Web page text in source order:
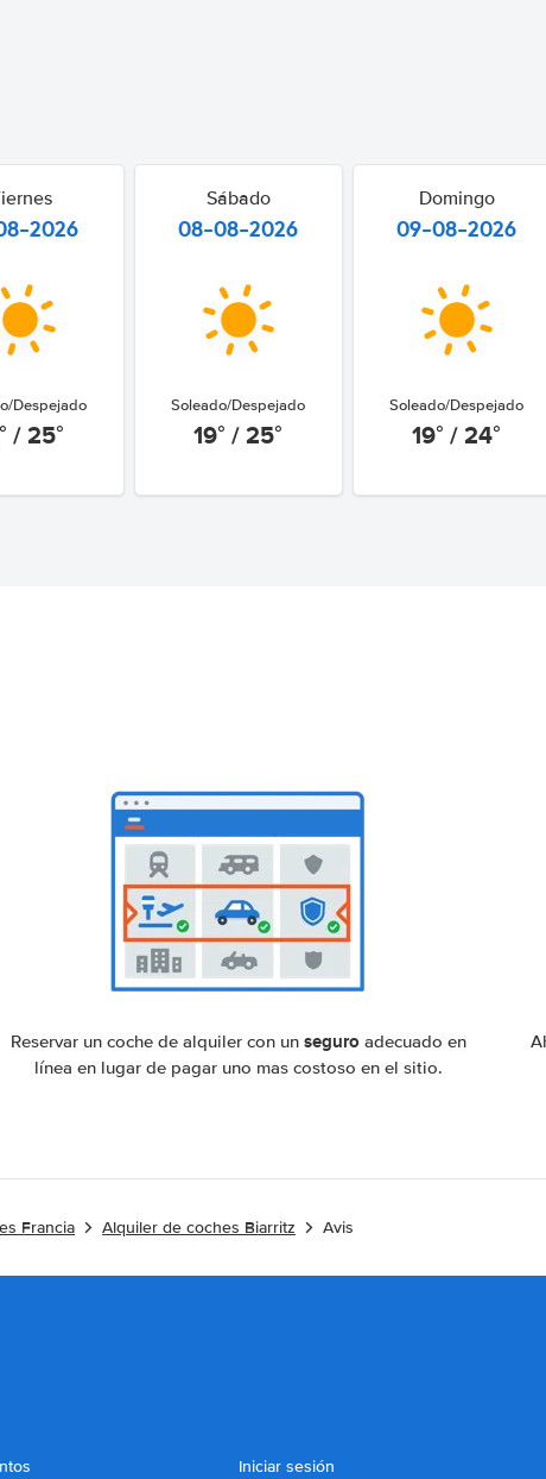
2026
Despejado
/ 25°
Sábado
08-08-2026
Soleado/Despejado
19° / 25°
Domingo
09-08-2026
Soleado/Despejado
19° / 24°
Reservar un coche de alquiler con un seguro adecuado en
línea en lugar de pagar uno mas costoso en el sitio.
Francia Alquiler de coches Biarritz Avis
Iniciar sesión